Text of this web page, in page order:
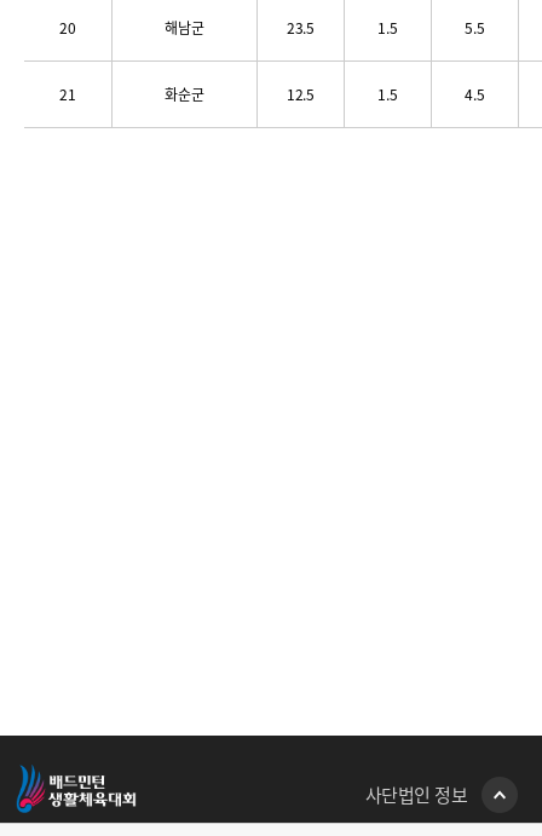
20 해남군 23.5 1.5 5.5
21 화순군 12.5 1.5 4.5
사단법인 정보